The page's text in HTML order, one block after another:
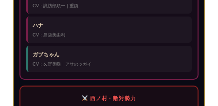
CV：諏訪部順一｜重鎮
ハナ
CV：島袋美由利
ガブちゃん
CV：久野美咲｜アサのツガイ
西ノ村・敵対勢力